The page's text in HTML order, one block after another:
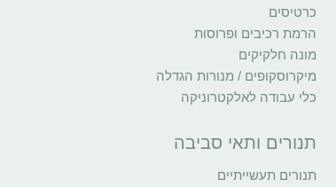
כרטיסים
הרמת רכיבים ופרוסות
מונה חלקיקים
מיקרוסקופים / מנורות הגדלה
כלי עבודה לאלקטרוניקה
תנורים ותאי סביבה
תנורים תעשייתיים